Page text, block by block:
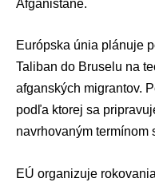
Afganistane.
Európska únia plánuje
Taliban do Bruselu na
afganských migrantov.
podľa ktorej sa
navrhovaným termínom
EÚ organizuje